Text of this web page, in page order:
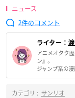
ニュース
2
ライター：
アニメオタク
ン』。
ジャンプ系の
カテゴリ : サンリオ